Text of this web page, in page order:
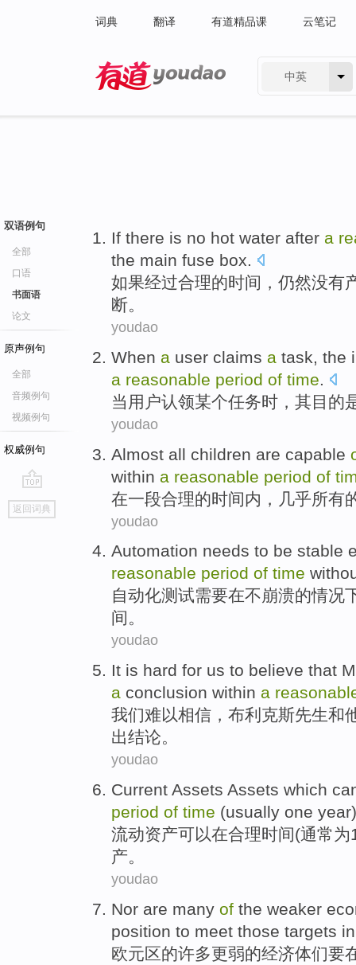
词典 翻译 有道精品课 云笔记
中英
双语例句
全部
口语
书面语
论文
原声例句
全部
音频例句
视频例句
权威例句
go
top
返回词典
If there is no hot water after a
the main fuse box.
如果经过合理的时间 ，仍然没有
断。
youdao
When a user claims a task, the
a reasonable period of time.
当 用户认领某个任务时， 其目的
youdao
Almost all children are capable
within a reasonable period of
在一段合理的时间内， 几乎所有
youdao
Automation needs to be stable
reasonable period of time
自动化测试需要在不崩溃的情况
间。
youdao
It is hard for us to believe that
a conclusion within a
我们难以相信 ， 布利克斯先生和
出结论。
youdao
Current Assets Assets which
period of time (usually one year
流动资产可以在合理时间(通常为
产。
youdao
Nor are many of the weaker
position to meet those targets in
欧元区的许多更弱的经济体们要